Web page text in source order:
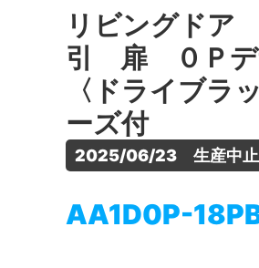
リビングド
引 扉 ０Ｐデ
〈ドライブ
ーズ付
2025/06/23　生産中
AA1D0P-